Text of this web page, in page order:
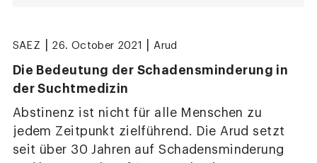
SAEZ 26. October 2021 Arud
Die Bedeutung der Schadensminderung in
der Suchtmedizin
Abstinenz ist nicht für alle Menschen zu
jedem Zeitpunkt zielführend. Die Arud setzt
seit über 30 Jahren auf Schadensminderung